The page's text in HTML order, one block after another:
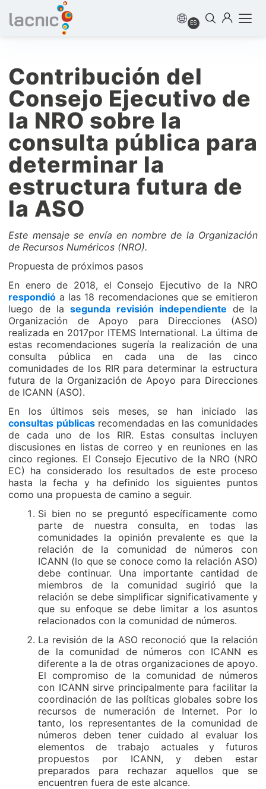
ES
Contribución del
Consejo Ejecutivo de
la NRO sobre la
consulta pública para
determinar la
estructura futura de
la ASO
Este mensaje se envía en nombre de la Organización
de Recursos Numéricos (NRO).
Propuesta de próximos pasos
En enero de 2018, el Consejo Ejecutivo de la NRO
respondió a las 18 recomendaciones que se emitieron
luego de lasegunda revisión independiente de la
Organización de Apoyo para Direcciones (ASO)
realizada en 2017por ITEMS International. La última de
estas recomendaciones sugería la realización de una
consulta pública en cada una de las cinco
comunidades de los RIR para determinar la estructura
futura de la Organización de Apoyo para Direcciones
de ICANN (ASO).
En los últimos seis meses, se han iniciado las
consultas públicasrecomendadas en las comunidades
de cada uno de los RIR. Estas consultas incluyen
discusiones en listas de correo y en reuniones en las
cinco regiones. El Consejo Ejecutivo de la NRO (NRO
EC) ha considerado los resultados de este proceso
hasta la fecha y ha definido los siguientes puntos
como una propuesta de camino a seguir.
Si bien no se preguntó específicamente como
parte de nuestra consulta, en todas las
comunidades la opinión prevalente es que la
relación de la comunidad de números con
ICANN (lo que se conoce como la relación ASO)
debe continuar. Una importante cantidad de
miembros de la comunidad sugirió que la
relación se debe simplificar significativamente y
que su enfoque se debe limitar a los asuntos
relacionados con la comunidad de números.
La revisión de la ASO reconoció que la relación
de la comunidad de números con ICANN es
diferente a la de otras organizaciones de apoyo.
El compromiso de la comunidad de números
con ICANN sirve principalmente para facilitar la
coordinación de las políticas globales sobre los
recursos de numeración de Internet. Por lo
tanto, los representantes de la comunidad de
números deben tener cuidado al evaluar los
elementos de trabajo actuales y futuros
propuestos por ICANN, y deben estar
preparados para rechazar aquellos que se
encuentren fuera de este alcance.